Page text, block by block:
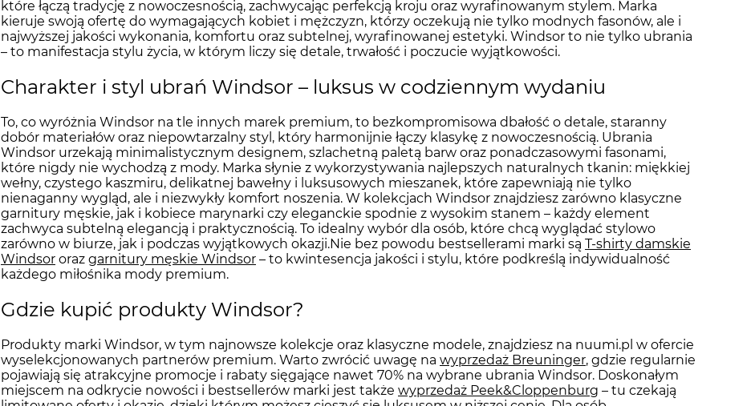
które łączą tradycję z nowoczesnością, zachwycając perfekcją kroju oraz wyrafinowanym stylem. Marka
kieruje swoją ofertę do wymagających kobiet i mężczyzn, którzy oczekują nie tylko modnych fasonów, ale i
najwyższej jakości wykonania, komfortu oraz subtelnej, wyrafinowanej estetyki. Windsor to nie tylko ubrania
– to manifestacja stylu życia, w którym liczy się detale, trwałość i poczucie wyjątkowości.
Charakter i styl ubrań Windsor – luksus w codziennym wydaniu
To, co wyróżnia Windsor na tle innych marek premium, to bezkompromisowa dbałość o detale, staranny
dobór materiałów oraz niepowtarzalny styl, który harmonijnie łączy klasykę z nowoczesnością. Ubrania
Windsor urzekają minimalistycznym designem, szlachetną paletą barw oraz ponadczasowymi fasonami,
które nigdy nie wychodzą z mody. Marka słynie z wykorzystywania najlepszych naturalnych tkanin: miękkiej
wełny, czystego kaszmiru, delikatnej bawełny i luksusowych mieszanek, które zapewniają nie tylko
nienaganny wygląd, ale i niezwykły komfort noszenia. W kolekcjach Windsor znajdziesz zarówno klasyczne
garnitury męskie, jak i kobiece marynarki czy eleganckie spodnie z wysokim stanem – każdy element
zachwyca subtelną elegancją i praktycznością. To idealny wybór dla osób, które chcą wyglądać stylowo
zarówno w biurze, jak i podczas wyjątkowych okazji.Nie bez powodu bestsellerami marki są T-shirty damskie
Windsor oraz garnitury męskie Windsor – to kwintesencja jakości i stylu, które podkreślą indywidualność
każdego miłośnika mody premium.
Gdzie kupić produkty Windsor?
Produkty marki Windsor, w tym najnowsze kolekcje oraz klasyczne modele, znajdziesz na nuumi.pl w ofercie
wyselekcjonowanych partnerów premium. Warto zwrócić uwagę na wyprzedaż Breuninger, gdzie regularnie
pojawiają się atrakcyjne promocje i rabaty sięgające nawet 70% na wybrane ubrania Windsor. Doskonałym
miejscem na odkrycie nowości i bestsellerów marki jest także wyprzedaż Peek&Cloppenburg – tu czekają